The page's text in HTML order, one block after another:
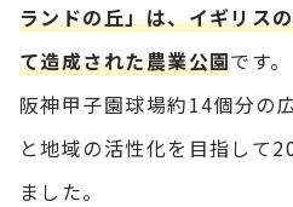
ランドの丘」は、イギリス
て造成された農業公園です。
阪神甲子園球場約14個分の
と地域の活性化を目指して
ました。